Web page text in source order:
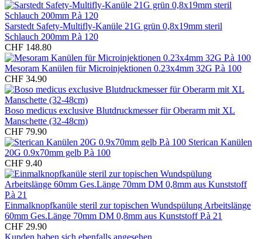
Sarstedt Safety-Multifly-Kanüle 21G grün 0,8x19mm steril
Schlauch 200mm P.à 120
CHF 148.80
Mesoram Kanülen für Microinjektionen 0.23x4mm 32G P.à 100
CHF 34.90
Boso medicus exclusive Blutdruckmesser für Oberarm mit XL
Manschette (32-48cm)
CHF 79.90
Sterican Kanülen
20G 0.9x70mm gelb P.à 100
CHF 9.40
Einmalknopfkanüle steril zur topischen Wundspülung Arbeitslänge
60mm Ges.Länge 70mm DM 0,8mm aus Kunststoff P.à 21
CHF 29.90
Kunden haben sich ebenfalls angesehen